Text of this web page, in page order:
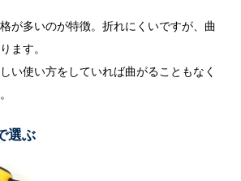
が多いのが特徴。折れにくいですが、曲
ます。
い使い方をしていれば曲がることもなく
選ぶ